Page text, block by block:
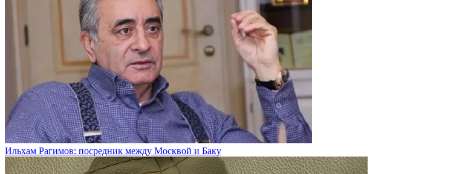
Ильхам Рагимов: посредник между Москвой и Баку